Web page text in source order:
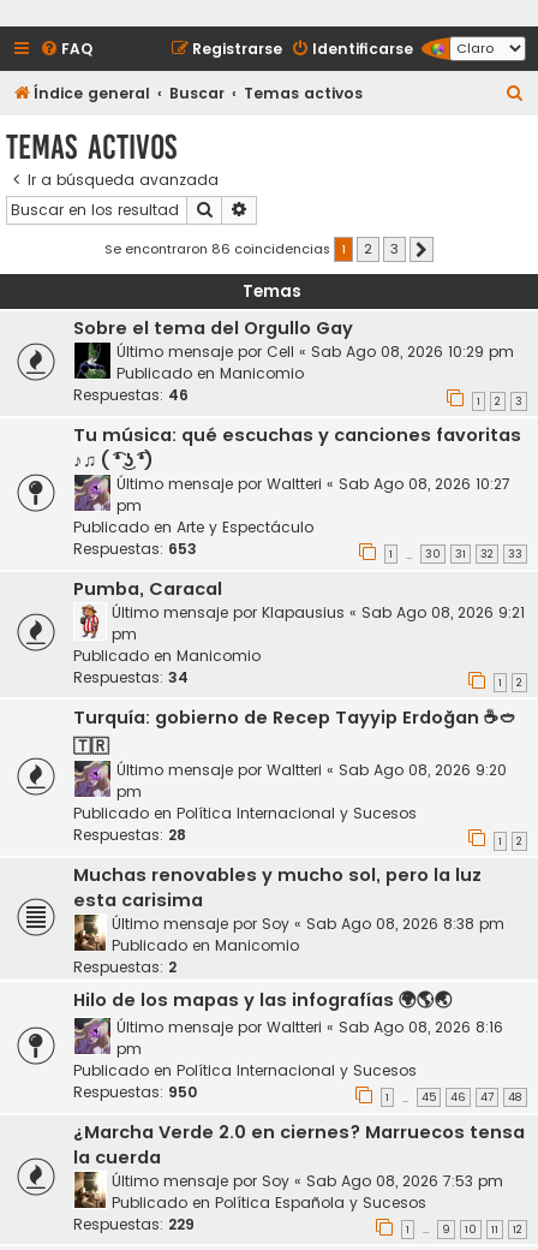
FAQ Identificarse
Registrarse
Índice general Buscar Temas activos
Temas activos
Ir a búsqueda avanzada
Buscar
Se encontraron 86 coincidencias 1 2 3
Temas
Sobre el tema del Orgullo Gay
Último mensaje por Cell « Sab Ago 08, 2026 10:29 pm
Publicado en Manicomio
Respuestas: 46 1 2 3
Tu música: qué escuchas y canciones favoritas
♪♫ ( ͡❛ ͜ʖ ͡❛)
Último mensaje por Waltteri « Sab Ago 08, 2026 10:27
pm
Publicado en Arte y Espectáculo
Respuestas: 653 1 … 30 31 32 33
Pumba, Caracal
Último mensaje por Klapausius « Sab Ago 08, 2026 9:21
pm
Publicado en Manicomio
Respuestas: 34 1 2
Turquía: gobierno de Recep Tayyip Erdoğan ☕🥙
🇹🇷
Último mensaje por Waltteri « Sab Ago 08, 2026 9:20
pm
Publicado en Política Internacional y Sucesos
Respuestas: 28 1 2
Muchas renovables y mucho sol, pero la luz
esta carisima
Último mensaje por Soy « Sab Ago 08, 2026 8:38 pm
Publicado en Manicomio
Respuestas: 2
Hilo de los mapas y las infografías 🌍🌎🌏
Último mensaje por Waltteri « Sab Ago 08, 2026 8:16
pm
Publicado en Política Internacional y Sucesos
Respuestas: 950 1 … 45 46 47 48
¿Marcha Verde 2.0 en ciernes? Marruecos tensa
la cuerda
Último mensaje por Soy « Sab Ago 08, 2026 7:53 pm
Publicado en Política Española y Sucesos
Respuestas: 229 1 … 9 10 11 12